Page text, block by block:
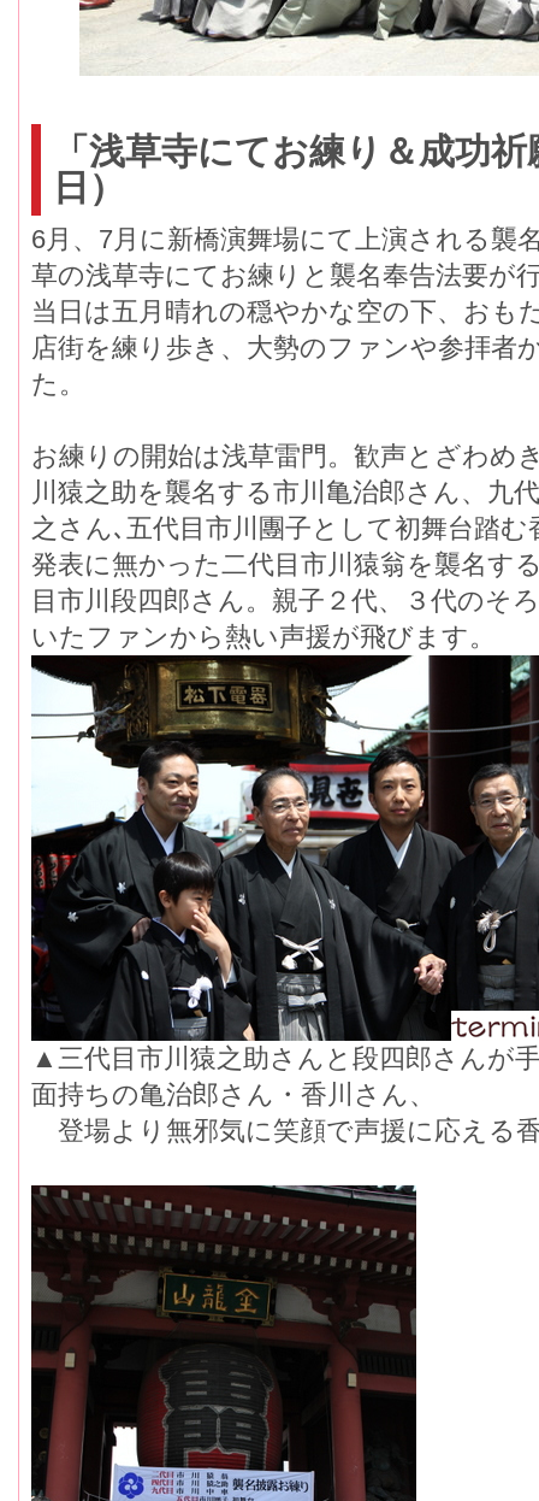
「浅草寺にてお練り＆成功
日）
6月、7月に新橋演舞場にて上演される襲
草の浅草寺にてお練りと襲名奉告法要が
当日は五月晴れの穏やかな空の下、おも
店街を練り歩き、大勢のファンや参拝者
た。
お練りの開始は浅草雷門。歓声とざわめ
川猿之助を襲名する市川亀治郎さん、九
之さん､五代目市川團子として初舞台踏
発表に無かった二代目市川猿翁を襲名す
目市川段四郎さん。親子２代、３代のそ
いたファンから熱い声援が飛びます。
▲三代目市川猿之助さんと段四郎さんが
面持ちの亀治郎さん・香川さん、
登場より無邪気に笑顔で声援に応える